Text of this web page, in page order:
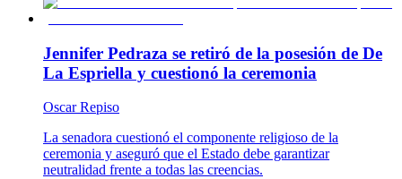
Jennifer Pedraza se retiró de la posesión de De
La Espriella y cuestionó la ceremonia
Oscar Repiso
La senadora cuestionó el componente religioso de la
ceremonia y aseguró que el Estado debe garantizar
neutralidad frente a todas las creencias.